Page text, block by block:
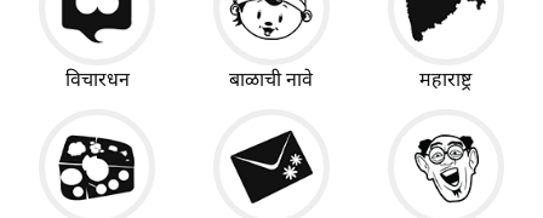
विचारधन बाळाची नावे महाराष्ट्र